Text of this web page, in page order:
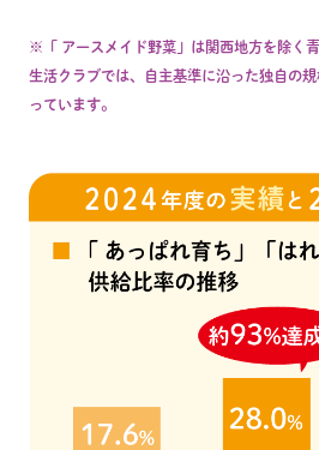
※「 アースメイド野菜」は関西地方を除く
生活クラブでは、自主基準に沿った独自の
っています。